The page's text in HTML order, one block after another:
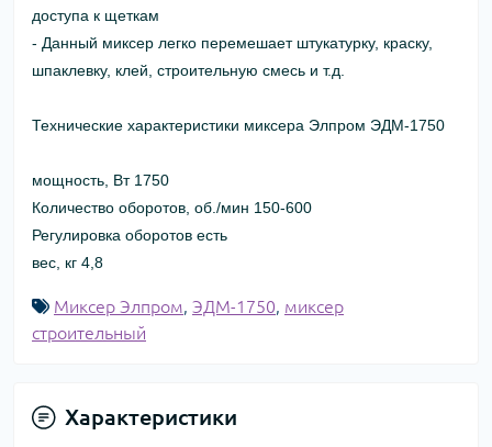
доступа к щеткам
- Данный миксер легко перемешает штукатурку, краску,
шпаклевку, клей, строительную смесь и т.д.
Технические характеристики миксера Элпром ЭДМ-1750
мощность, Вт 1750
Количество оборотов, об./мин 150-600
Регулировка оборотов есть
вес, кг 4,8
Миксер Элпром, ЭДМ-1750, миксер
строительный
Характеристики